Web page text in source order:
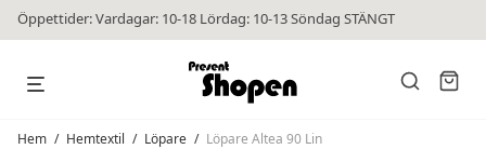
Öppettider: Vardagar: 10-18 Lördag: 10-13 Söndag STÄNGT
Hem / Hemtextil / Löpare / Löpare Altea 90 Lin